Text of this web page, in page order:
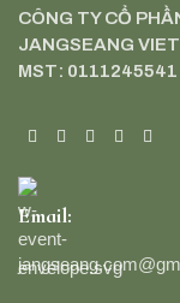
CÔNG TY CỔ
JANGSEANG
MST: 0111245541
Email: